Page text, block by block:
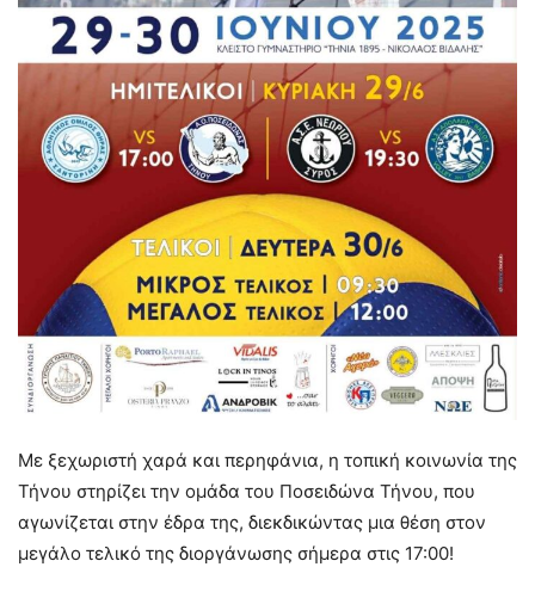
Με ξεχωριστή χαρά και περηφάνια, η τοπική κοινωνία της
Τήνου στηρίζει την ομάδα του Ποσειδώνα Τήνου, που
αγωνίζεται στην έδρα της, διεκδικώντας μια θέση στον
μεγάλο τελικό της διοργάνωσης σήμερα στις 17:00!